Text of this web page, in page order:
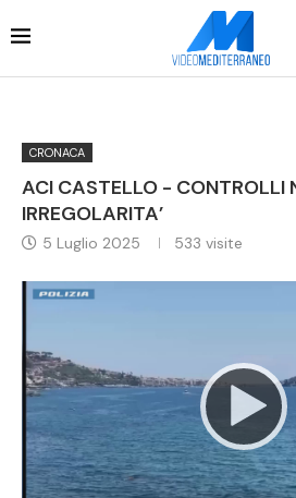
CRONACA
ACI CASTELLO - CONTROLLI
IRREGOLARITA’
5 Luglio 2025 533 visite